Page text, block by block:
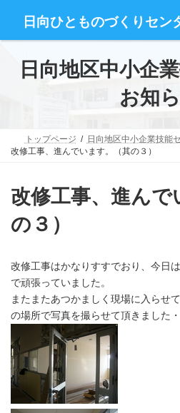
ン
ー
日向ひとものづくりセン
ー
ン日向地区中小企
お知
トップページ
日向地区中小企業技能
改修工事、進んでいます。（其の３）
改修工事、進んで
の３）
改修工事はかなりすすでおり、今日
で頑張っていました。
またまたあつかましく現場に入らせ
の場所で写真を撮らせて頂きました・